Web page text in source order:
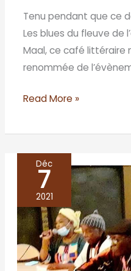
Tenu pendant que ce
Les blues du fleuve de
Maal, ce café littéraire
renommée de
Read More »
Déc
7
2021
LYCEE
JEAN
MERMOZ
DE
DAKAR